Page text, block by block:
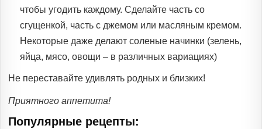
чтобы угодить каждому. Сделайте часть со
сгущенкой, часть с джемом или масляным кремом.
Некоторые даже делают соленые начинки (зелень,
яйца, мясо, овощи – в различных вариациях)
Не переставайте удивлять родных и близких!
Приятного аппетита!
Популярные рецепты: